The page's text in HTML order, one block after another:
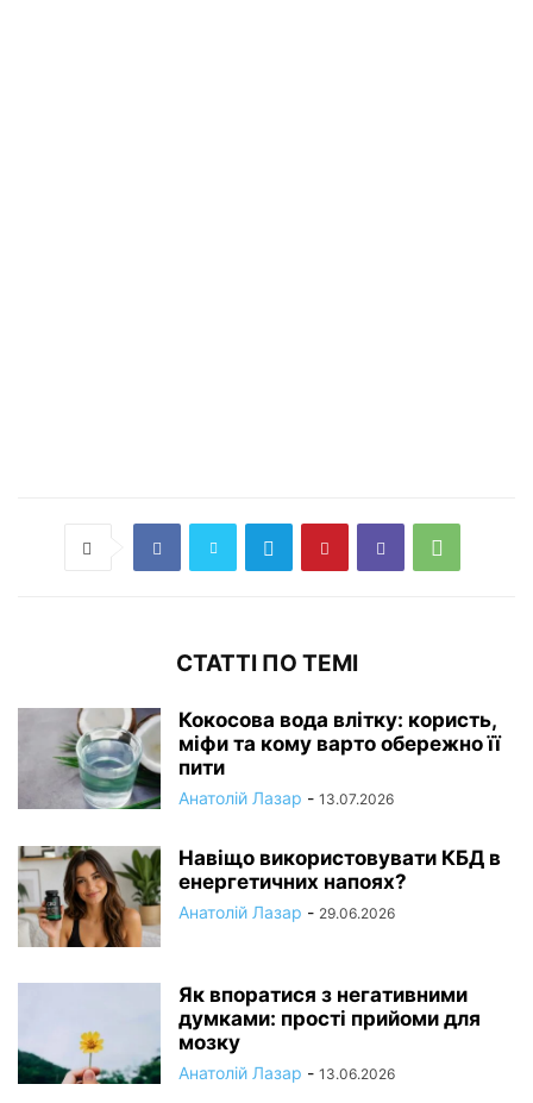
СТАТТІ ПО ТЕМІ
Кокосова вода влітку: користь,
міфи та кому варто обережно її
пити
Анатолій Лазар - 13.07.2026
Навіщо використовувати КБД в
енергетичних напоях?
Анатолій Лазар - 29.06.2026
Як впоратися з негативними
думками: прості прийоми для
мозку
Анатолій Лазар - 13.06.2026